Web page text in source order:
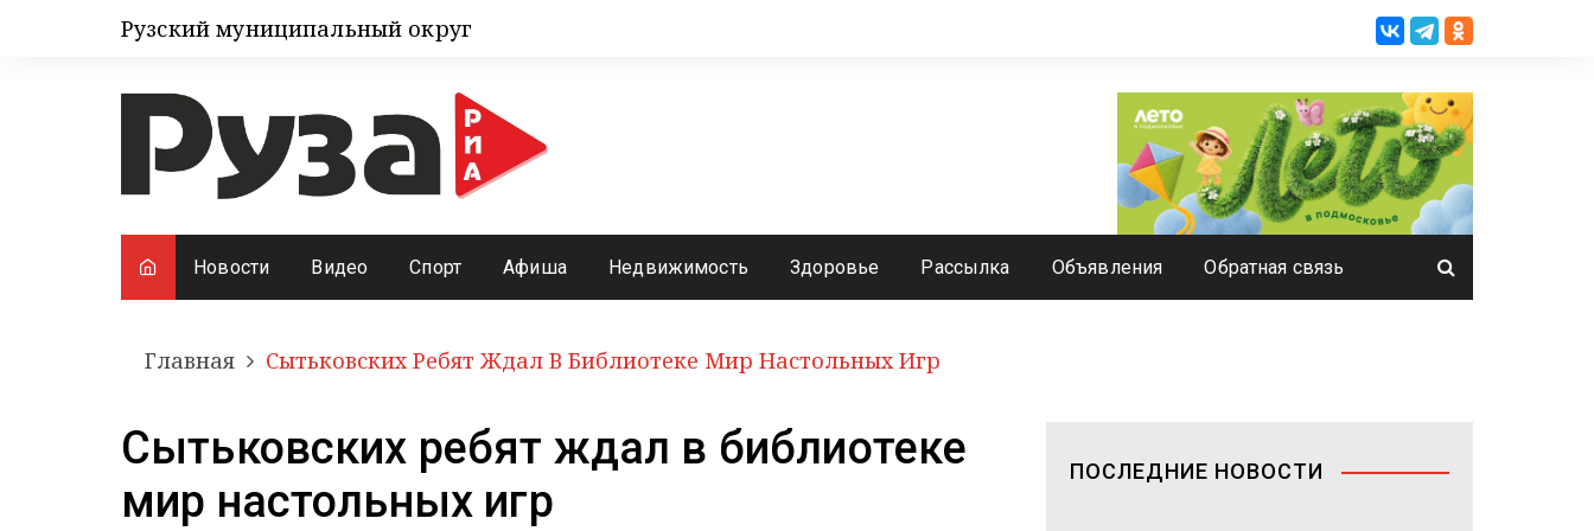
Рузский муниципальный округ
Новости Видео Спорт Афиша Недвижимость Здоровье Рассылка Объявления Обратная связь
Главная Сытьковских Ребят Ждал В Библиотеке Мир Настольных Игр
Сытьковских ребят ждал в библиотеке
мир настольных игр
ПОСЛЕДНИЕ НОВОСТИ